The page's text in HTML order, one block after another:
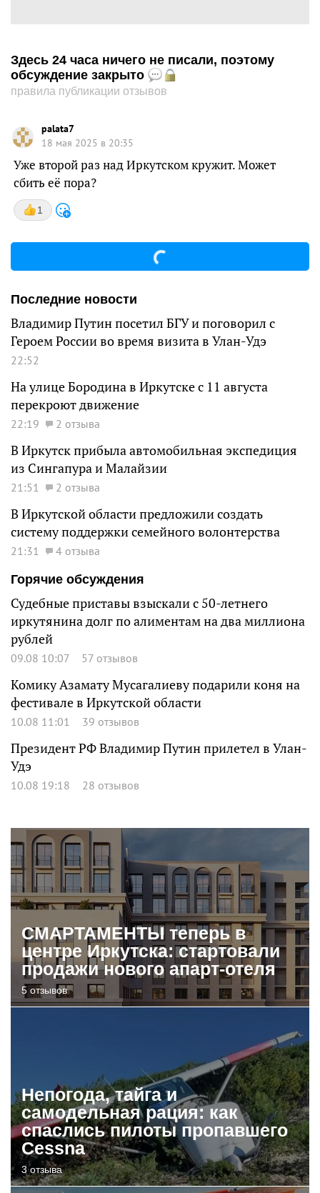
Здесь 24 часа ничего не писали, поэтому
обсуждение закрыто
правила публикации отзывов
palata7
18 мая 2025 в 20:35
Уже второй раз над Иркутском кружит. Может
сбить её пора?
1
Последние новости
Владимир Путин посетил БГУ и поговорил с
Героем России во время визита в Улан-Удэ
22:52
На улице Бородина в Иркутске с 11 августа
перекроют движение
22:19 2 отзыва
В Иркутск прибыла автомобильная экспедиция
из Сингапура и Малайзии
21:51 2 отзыва
В Иркутской области предложили создать
систему поддержки семейного волонтерства
21:31
4 отзыва
Горячие обсуждения
Судебные приставы взыскали с 50-летнего
иркутянина долг по алиментам на два миллиона
рублей
09.08 10:07 57 отзывов
Комику Азамату Мусагалиеву подарили коня на
фестивале в Иркутской области
10.08 11:01 39 отзывов
Президент РФ Владимир Путин прилетел в Улан-
Удэ
10.08 19:18 28 отзывов
СМАРТАМЕНТЫ теперь в
центре Иркутска: стартовали
продажи нового апарт-отеля
5 отзывов
Непогода, тайга и
самодельная рация: как
спаслись пилоты пропавшего
Cessna
3 отзыва